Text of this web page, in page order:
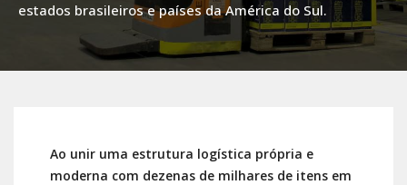
estados brasileiros e países da América do Sul.
Ao unir uma estrutura logística própria e
moderna com dezenas de milhares de itens em